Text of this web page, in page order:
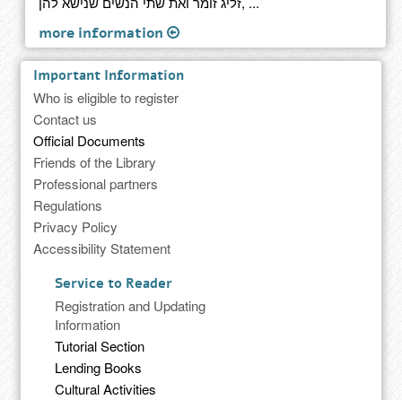
more information
Important Information
Who is eligible to register
Contact us
Official Documents
Friends of the Library
Professional partners
Regulations
Privacy Policy
Accessibility Statement
Service to Reader
Registration and Updating
Information
Tutorial Section
Lending Books
Cultural Activities